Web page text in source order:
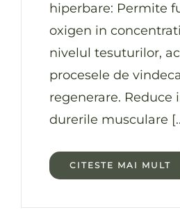
hiperbare: Permite
oxigen in
nivelul tesuturilor,
procesele de
regenerare. Reduce
durerile musculare
CITESTE MAI MULT